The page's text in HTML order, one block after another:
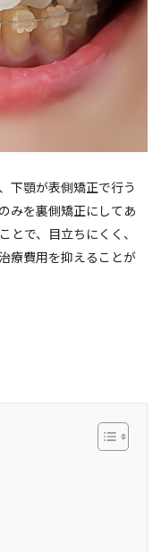
下顎が表側矯正で行う
みを裏側矯正にしてあ
とで、目立ちにくく、
療費用を抑えることが